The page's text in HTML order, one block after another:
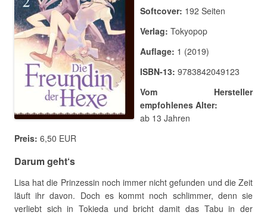
Softcover: 192 Seiten
Verlag: Tokyopop
Auflage: 1 (2019)
ISBN-13: 9783842049123
Vom Hersteller
empfohlenes Alter:
ab 13 Jahren
Preis: 6,50 EUR
Darum geht‘s
Lisa hat die Prinzessin noch immer nicht gefunden und die Zeit
läuft ihr davon. Doch es kommt noch schlimmer, denn sie
verliebt sich in Tokieda und bricht damit das Tabu in der